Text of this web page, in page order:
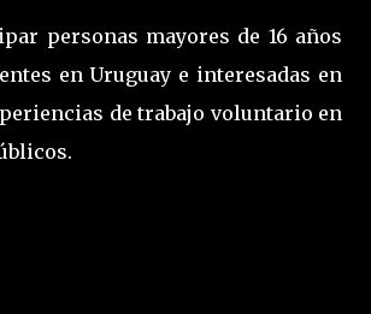
personas mayores de 16 años
en Uruguay e interesadas en
de trabajo voluntario en